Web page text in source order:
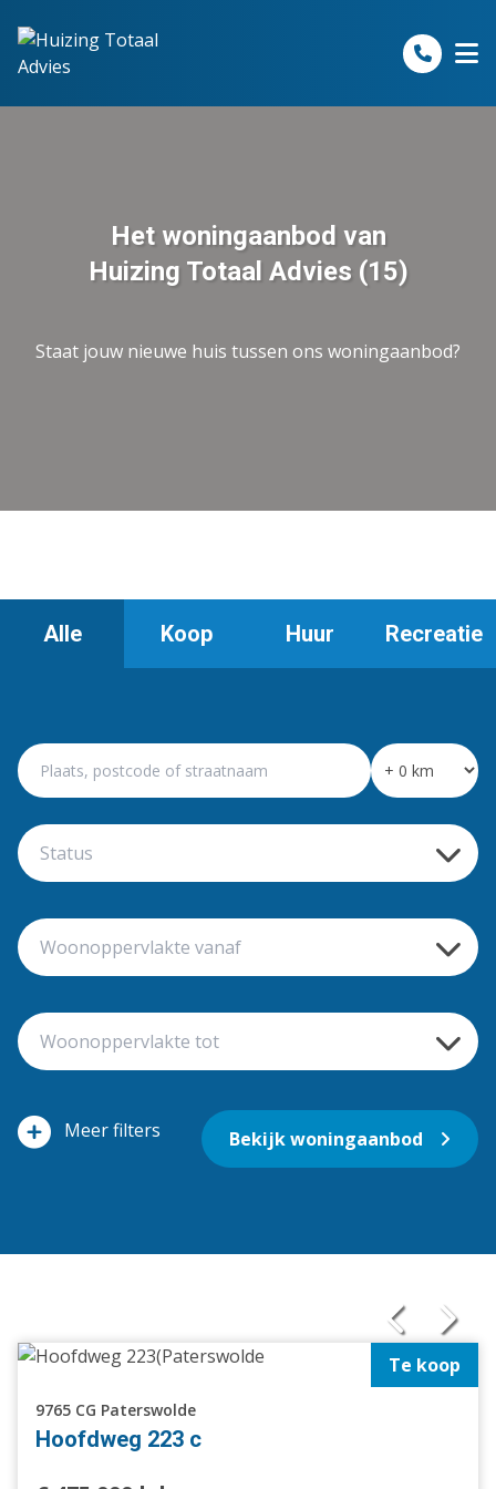
Het woningaanbod van
Huizing Totaal Advies (15)
Staat jouw nieuwe huis tussen ons woningaanbod?
Alle Koop Huur Recreatie
filters Bekijk woningaanbod
Te koop
9765 CG Paterswolde
Hoofdweg 223 c